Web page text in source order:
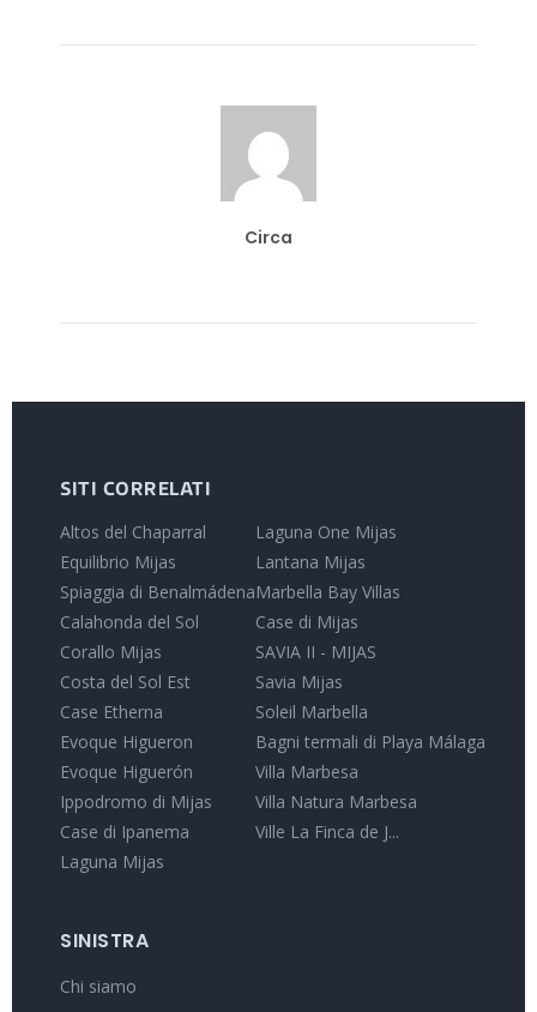
Circa
SITI CORRELATI
Altos del Chaparral
Equilibrio Mijas
Spiaggia di Benalmádena
Calahonda del Sol
Corallo Mijas
Costa del Sol Est
Case Etherna
Evoque Higueron
Evoque Higuerón
Ippodromo di Mijas
Case di Ipanema
Laguna Mijas
Laguna One Mijas
Lantana Mijas
Marbella Bay Villas
Case di Mijas
SAVIA II - MIJAS
Savia Mijas
Soleil Marbella
Bagni termali di Playa Málaga
Villa Marbesa
Villa Natura Marbesa
Ville La Finca de J...
SINISTRA
Chi siamo